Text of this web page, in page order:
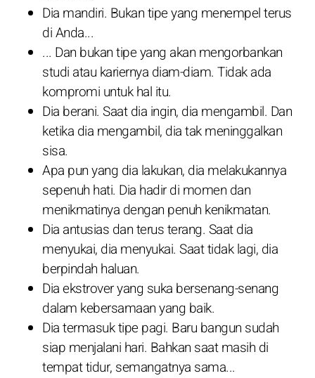
Dia mandiri. Bukan tipe yang menempel terus
di Anda...
... Dan bukan tipe yang akan mengorbankan
studi atau kariernya diam-diam. Tidak ada
kompromi untuk hal itu.
Dia berani. Saat dia ingin, dia mengambil. Dan
ketika dia mengambil, dia tak meninggalkan
sisa.
Apa pun yang dia lakukan, dia melakukannya
sepenuh hati. Dia hadir di momen dan
menikmatinya dengan penuh kenikmatan.
Dia antusias dan terus terang. Saat dia
menyukai, dia menyukai. Saat tidak lagi, dia
berpindah haluan.
Dia ekstrover yang suka bersenang-senang
dalam kebersamaan yang baik.
Dia termasuk tipe pagi. Baru bangun sudah
siap menjalani hari. Bahkan saat masih di
tempat tidur, semangatnya sama...